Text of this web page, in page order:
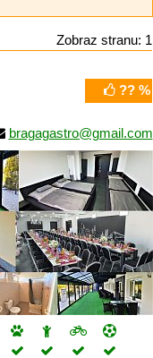
Zobraz stranu: 1
?? %
bragagastro@gmail.com